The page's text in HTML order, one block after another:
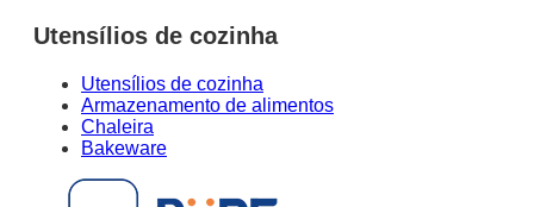
Utensílios de cozinha
Utensílios de cozinha
Armazenamento de alimentos
Chaleira
Bakeware